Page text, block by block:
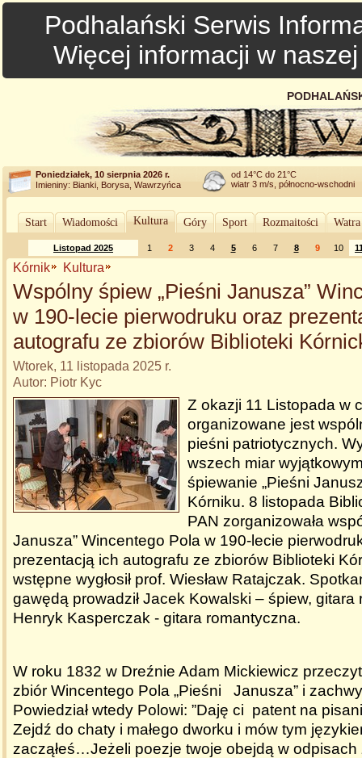
Podhalański Serwis
Więcej informacji w
Poniedziałek, 10 sierpnia 2026 r.
Imieniny: Bianki, Borysa, Wawrzyńca
od 14°C do 21°C
wiatr 3 m/s, północno-wschodni
Start Wiadomości Kultura Góry Sport Rozmaitości
Listopad 2025 1 2 3 4 5 6 7 8 9 10
Kórnik Kultura
Wspólny śpiew „Pieśni Janusza”
w 190-lecie pierwodruku oraz
autografu ze zbiorów Biblioteki
Wtorek, 11 listopada 2025 r.
Autor: Piotr Kyc
Z okazji 11 Listopada w
organizowane jest
pieśni patriotycznych.
wszech miar
śpiewanie „Pieśni
Kórniku. 8 listopada
PAN zorganizowała
Janusza” Wincentego Pola w 190-lecie
prezentacją ich autografu ze zbiorów Biblioteki
wstępne wygłosił prof. Wiesław Ratajczak.
gawędą prowadził Jacek Kowalski – śpiew, gitara
Henryk Kasperczak - gitara romantyczna.
W roku 1832 w Dreźnie Adam Mickiewicz
zbiór Wincentego Pola „Pieśni Janusza” i
Powiedział wtedy Polowi: ”Daję ci patent na
Zejdź do chaty i małego dworku i mów tym
zacząłeś…Jeżeli poezje twoje obejdą w odpisach